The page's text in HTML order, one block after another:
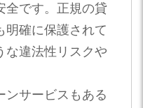
全です​。正規の貸
明確に保護されて
な違法性リスクや
ンサービスもある